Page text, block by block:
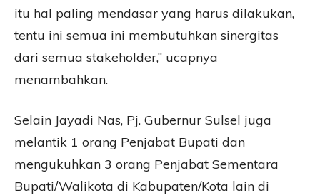
itu hal paling mendasar yang harus dilakukan,
tentu ini semua ini membutuhkan sinergitas
dari semua stakeholder,” ucapnya
menambahkan.
Selain Jayadi Nas, Pj. Gubernur Sulsel juga
melantik 1 orang Penjabat Bupati dan
mengukuhkan 3 orang Penjabat Sementara
Bupati/Walikota di Kabupaten/Kota lain di